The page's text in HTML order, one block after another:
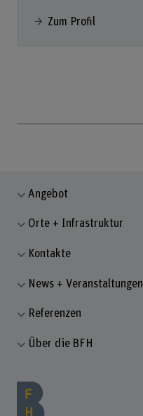
Zum Profil
Angebot
Orte + Infrastruktur
Kontakte
News + Veranstaltungen
Referenzen
Über die BFH